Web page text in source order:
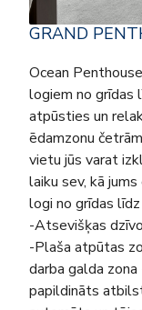
GRAND
Ocean
logiem no grīdas
atpūsties un
ēdamzonu
vietu jūs varat
laiku sev, kā
logi no grīdas
-Atsevišķas
-Plaša atpūtas
darba galda
papildināts